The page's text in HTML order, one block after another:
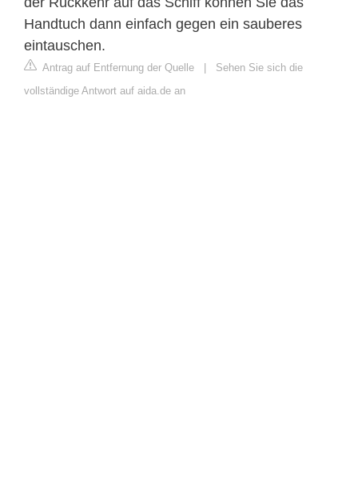
Handtuch dann einfach gegen ein sauberes
eintauschen.
Antrag auf Entfernung der Quelle | Sehen Sie sich die
vollständige Antwort auf aida.de an